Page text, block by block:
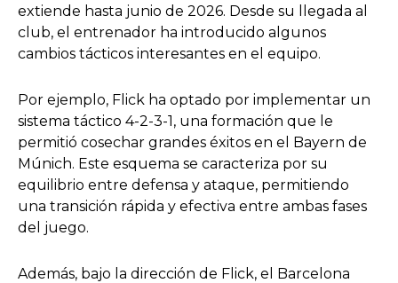
extiende hasta junio de 2026. Desde su llegada al
club, el entrenador ha introducido algunos
cambios tácticos interesantes en el equipo.
Por ejemplo, Flick ha optado por implementar un
sistema táctico 4-2-3-1, una formación que le
permitió cosechar grandes éxitos en el Bayern de
Múnich. Este esquema se caracteriza por su
equilibrio entre defensa y ataque, permitiendo
una transición rápida y efectiva entre ambas fases
del juego.
Además, bajo la dirección de Flick, el Barcelona